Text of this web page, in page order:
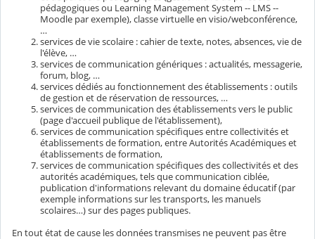
pédagogiques ou Learning Management System -- LMS --
Moodle par exemple), classe virtuelle en visio/webconférence,
…
services de vie scolaire : cahier de texte, notes, absences, vie de
l'élève, …
services de communication génériques : actualités, messagerie,
forum, blog, …
services dédiés au fonctionnement des établissements : outils
de gestion et de réservation de ressources, …
services de communication des établissements vers le public
(page d'accueil publique de l'établissement),
services de communication spécifiques entre collectivités et
établissements de formation, entre Autorités Académiques et
établissements de formation,
services de communication spécifiques des collectivités et des
autorités académiques, tels que communication ciblée,
publication d'informations relevant du domaine éducatif (par
exemple informations sur les transports, les manuels
scolaires…) sur des pages publiques.
En tout état de cause les données transmises ne peuvent pas être